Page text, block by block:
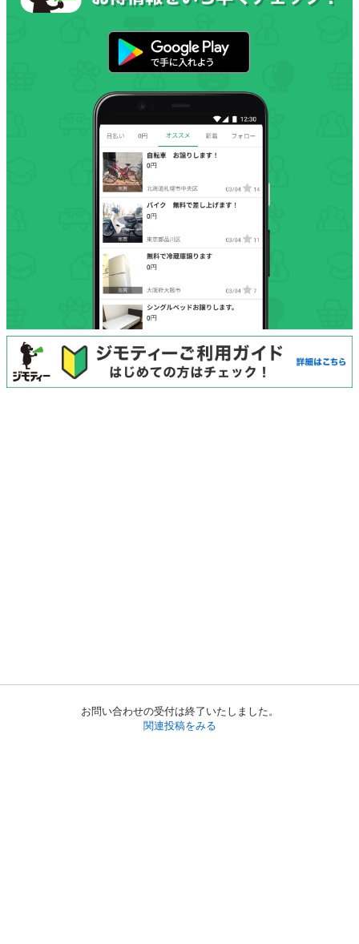
お問い合わせの受付は終了いたしました。
関連投稿をみる